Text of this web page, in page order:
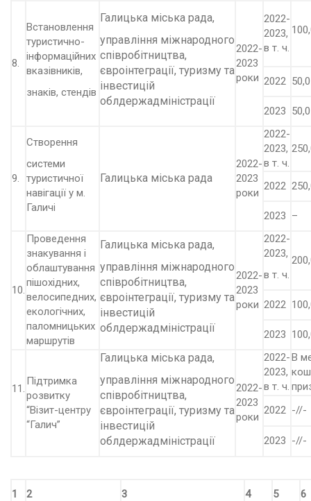
8.
Встановлення
туристично-
інформаційних
вказівників,
знаків, стендів
Галицька міська рада,
управління міжнародного
співробітництва,
євроінтеграції, туризму та
інвестицій
облдержадміністрації
2022-
2023
роки
2022-
2023,
в т. ч.
2022 50,0
2023 50,0
9.
Створення
системи
туристичної
навігації у м.
Галичі
Галицька міська рада
2022-
2023
роки
2022-
2023,
в т. ч.
2022
2023 –
10.
Проведення
знакування і
облаштування
пішохідних,
велосипедних,
екологічних,
паломницьких
маршрутів
Галицька міська рада,
управління міжнародного
співробітництва,
євроінтеграції, туризму та
інвестицій
облдержадміністрації
2022-
2023
роки
2022-
2023,
в т. ч.
2022
2023
11.
Підтримка
розвитку
“Візит-центру
“Галич”
Галицька міська рада,
управління міжнародного
співробітництва,
євроінтеграції, туризму та
інвестицій
облдержадміністрації
2022-
2023
роки
2022-
2023,
в т. ч.
В
2022 -//-
2023 -//-
1 2 3 4 5 6